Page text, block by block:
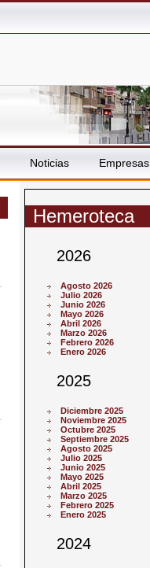
Noticias Empresas
Hemeroteca
2026
Agosto 2026
Julio 2026
Junio 2026
Mayo 2026
Abril 2026
Marzo 2026
Febrero 2026
Enero 2026
2025
Diciembre 2025
Noviembre 2025
Octubre 2025
Septiembre 2025
Agosto 2025
Julio 2025
Junio 2025
Mayo 2025
Abril 2025
Marzo 2025
Febrero 2025
Enero 2025
2024